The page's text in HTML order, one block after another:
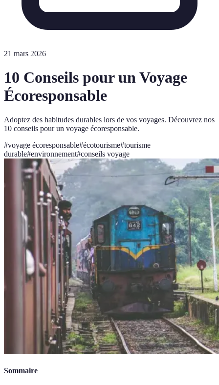
21 mars 2026
10 Conseils pour un Voyage
Écoresponsable
Adoptez des habitudes durables lors de vos voyages. Découvrez nos
10 conseils pour un voyage écoresponsable.
#voyage écoresponsable#écotourisme#tourisme
durable#environnement#conseils voyage
Sommaire